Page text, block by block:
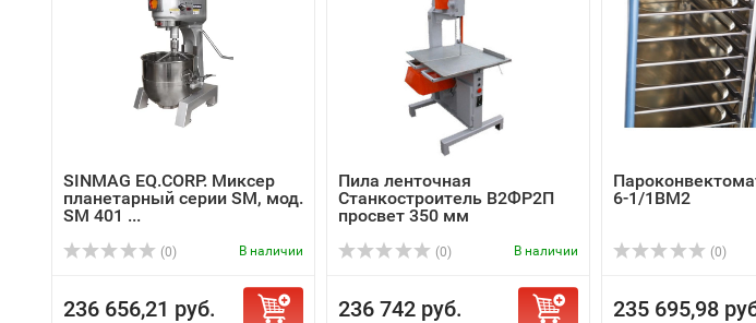
SINMAG EQ.CORP. Миксер
планетарный серии SM, мод.
SМ 401 ...
(0) В наличии
236 656,21 руб.
Пила ленточная
Станкостроитель В2ФР2П
просвет 350 мм
(0) В наличии
236 742 руб.
6-1/1ВМ2
(0)
235 695,98